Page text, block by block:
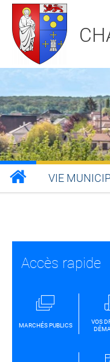
VIE
Accès rapide
MARCHÉS PUBLICS
VOS